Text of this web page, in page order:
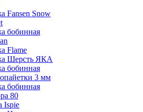
Fansen Snow
бобинная
Flame
Шерсть ЯКА
бобинная
3 мм
бобинная
80
Ispie